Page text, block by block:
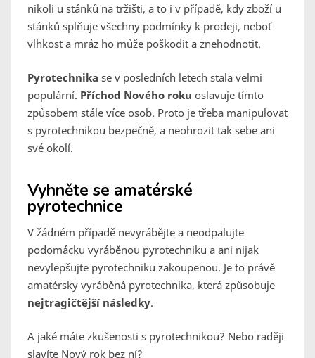
nikoli u stánků na tržišti, a to i v případě, kdy zboží u
stánků splňuje všechny podmínky k prodeji, neboť
vlhkost a mráz ho může poškodit a znehodnotit.
Pyrotechnika se v posledních letech stala velmi
populární. Příchod Nového roku oslavuje tímto
způsobem stále více osob. Proto je třeba manipulovat
s pyrotechnikou bezpečně, a neohrozit tak sebe ani
své okolí.
Vyhněte se amatérské
pyrotechnice
V žádném případě nevyrábějte a neodpalujte
podomácku vyráběnou pyrotechniku a ani nijak
nevylepšujte pyrotechniku zakoupenou. Je to právě
amatérsky vyráběná pyrotechnika, která způsobuje
nejtragičtější následky.
A jaké máte zkušenosti s pyrotechnikou? Nebo raději
slavíte Nový rok bez ní?